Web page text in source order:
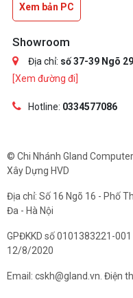
Xem bản PC
Showroom
Địa chỉ: số 37-39 Ngõ
[Xem đường đi]
Hotline: 0334577086
© Chi Nhánh Gland
Xây Dựng HVD
Địa chỉ: Số 16 Ngõ 16 - Phố
Đa - Hà Nội
GPĐKKD số 0101383221-
12/8/2020
Email: cskh@gland.vn. Điện